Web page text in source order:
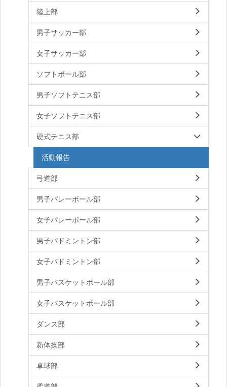
陸上部
男子サッカー部
女子サッカー部
ソフトボール部
男子ソフトテニス部
女子ソフトテニス部
硬式テニス部
活動報告
弓道部
男子バレーボール部
女子バレーボール部
男子バドミントン部
女子バドミントン部
男子バスケットボール部
女子バスケットボール部
ダンス部
新体操部
卓球部